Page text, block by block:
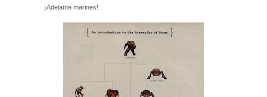
¡Adelante marines!